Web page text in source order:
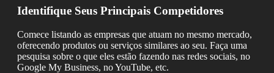
Identifique Seus Principais Competidores
Comece listando as empresas que atuam no mesmo mercado,
oferecendo produtos ou serviços similares ao seu. Faça uma
pesquisa sobre o que eles estão fazendo nas redes sociais, no
Google My Business, no YouTube, etc.